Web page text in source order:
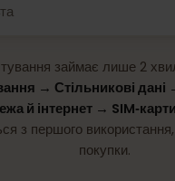
займає лише 2
→ Стільникові дані
й інтернет → SIM‑карти
з першого
покупки.